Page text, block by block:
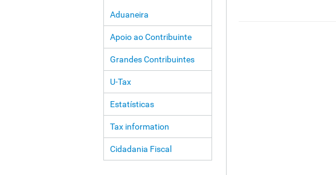
Aduaneira
Apoio ao Contribuinte
Grandes Contribuintes
U-Tax
Estatísticas
Tax information
Cidadania Fiscal